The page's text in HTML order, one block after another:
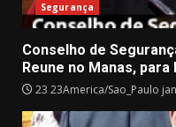
Segurança
Conselho de
Reune no Manas,
23 23America/Sao_Paulo